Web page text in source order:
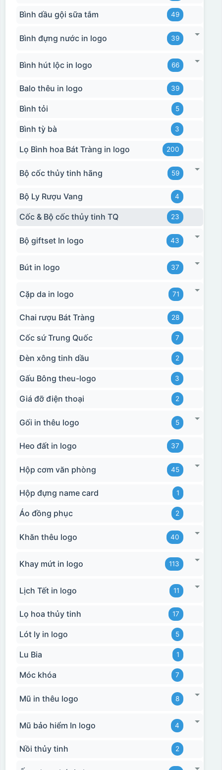
Hộp xi 2 cốc
Bình dầu gội sữa tắm 49
Bình đựng nước in logo 39
Bình hút lộc in logo 66
Balo thêu in logo 39
Bình tỏi 5
Bình tỳ bà 3
Lọ Bình hoa Bát Tràng in logo 200
Bộ cốc thủy tinh hãng 59
Bộ Ly Rượu Vang 4
Cốc & Bộ cốc thủy tinh TQ 23
Bộ giftset In logo 43
Bút in logo 37
Cặp da in logo 71
Chai rượu Bát Tràng 28
Cốc sứ Trung Quốc 7
Đèn xông tinh dầu 2
Gấu Bông theu-logo 3
Giá đỡ điện thoại 2
Gối in thêu logo 5
Heo đất in logo 37
Hộp cơm văn phòng 45
Hộp đựng name card 1
Áo đồng phục 2
Khăn thêu logo 40
Khay mứt in logo 113
Lịch Tết in logo 11
Lọ hoa thủy tinh 17
Lót ly in logo 5
Lu Bia 1
Móc khóa 7
Mũ in thêu logo 8
Mũ bảo hiểm In logo 4
Nồi thủy tinh 2